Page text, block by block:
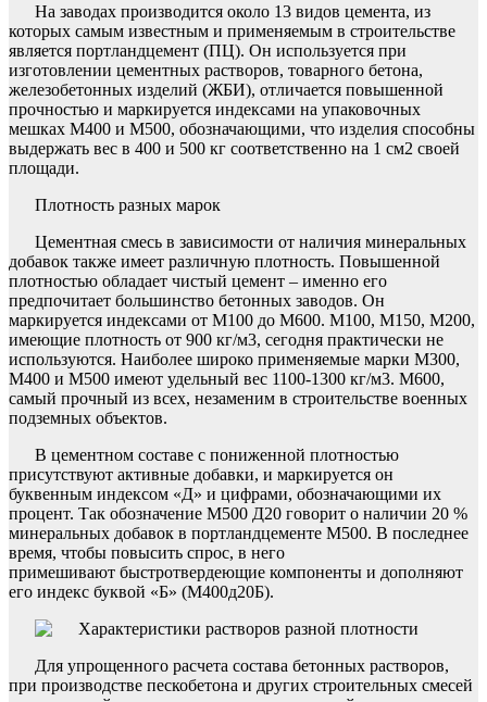
На заводах производится около 13 видов цемента, из
которых самым известным и применяемым в строительстве
является портландцемент (ПЦ). Он используется при
изготовлении цементных растворов, товарного бетона,
железобетонных изделий (ЖБИ), отличается повышенной
прочностью и маркируется индексами на упаковочных
мешках М400 и М500, обозначающими, что изделия способны
выдержать вес в 400 и 500 кг соответственно на 1 см2 своей
площади.
Плотность разных марок
Цементная смесь в зависимости от наличия минеральных
добавок также имеет различную плотность. Повышенной
плотностью обладает чистый цемент – именно его
предпочитает большинство бетонных заводов. Он
маркируется индексами от М100 до М600. М100, М150, М200,
имеющие плотность от 900 кг/м3, сегодня практически не
используются. Наиболее широко применяемые марки М300,
М400 и М500 имеют удельный вес 1100-1300 кг/м3. М600,
самый прочный из всех, незаменим в строительстве военных
подземных объектов.
В цементном составе с пониженной плотностью
присутствуют активные добавки, и маркируется он
буквенным индексом «Д» и цифрами, обозначающими их
процент. Так обозначение М500 Д20 говорит о наличии 20 %
минеральных добавок в портландцементе М500. В последнее
время, чтобы повысить спрос, в него
примешивают быстротвердеющие компоненты и дополняют
его индекс буквой «Б» (М400д20Б).
Для упрощенного расчета состава бетонных растворов,
при производстве пескобетона и других строительных смесей